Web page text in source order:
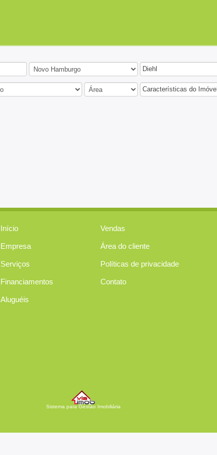
Diehl
Características do Imóvel
Início
Empresa
Serviços
Financiamentos
Aluguéis
Vendas
Área do cliente
Políticas de privacidade
Contato
Sistema para Gestão Imobiliária